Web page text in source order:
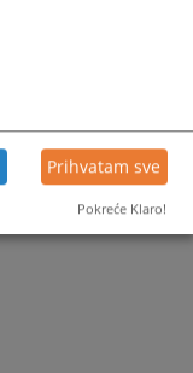
Prihvatam sve
Pokreće Klaro!